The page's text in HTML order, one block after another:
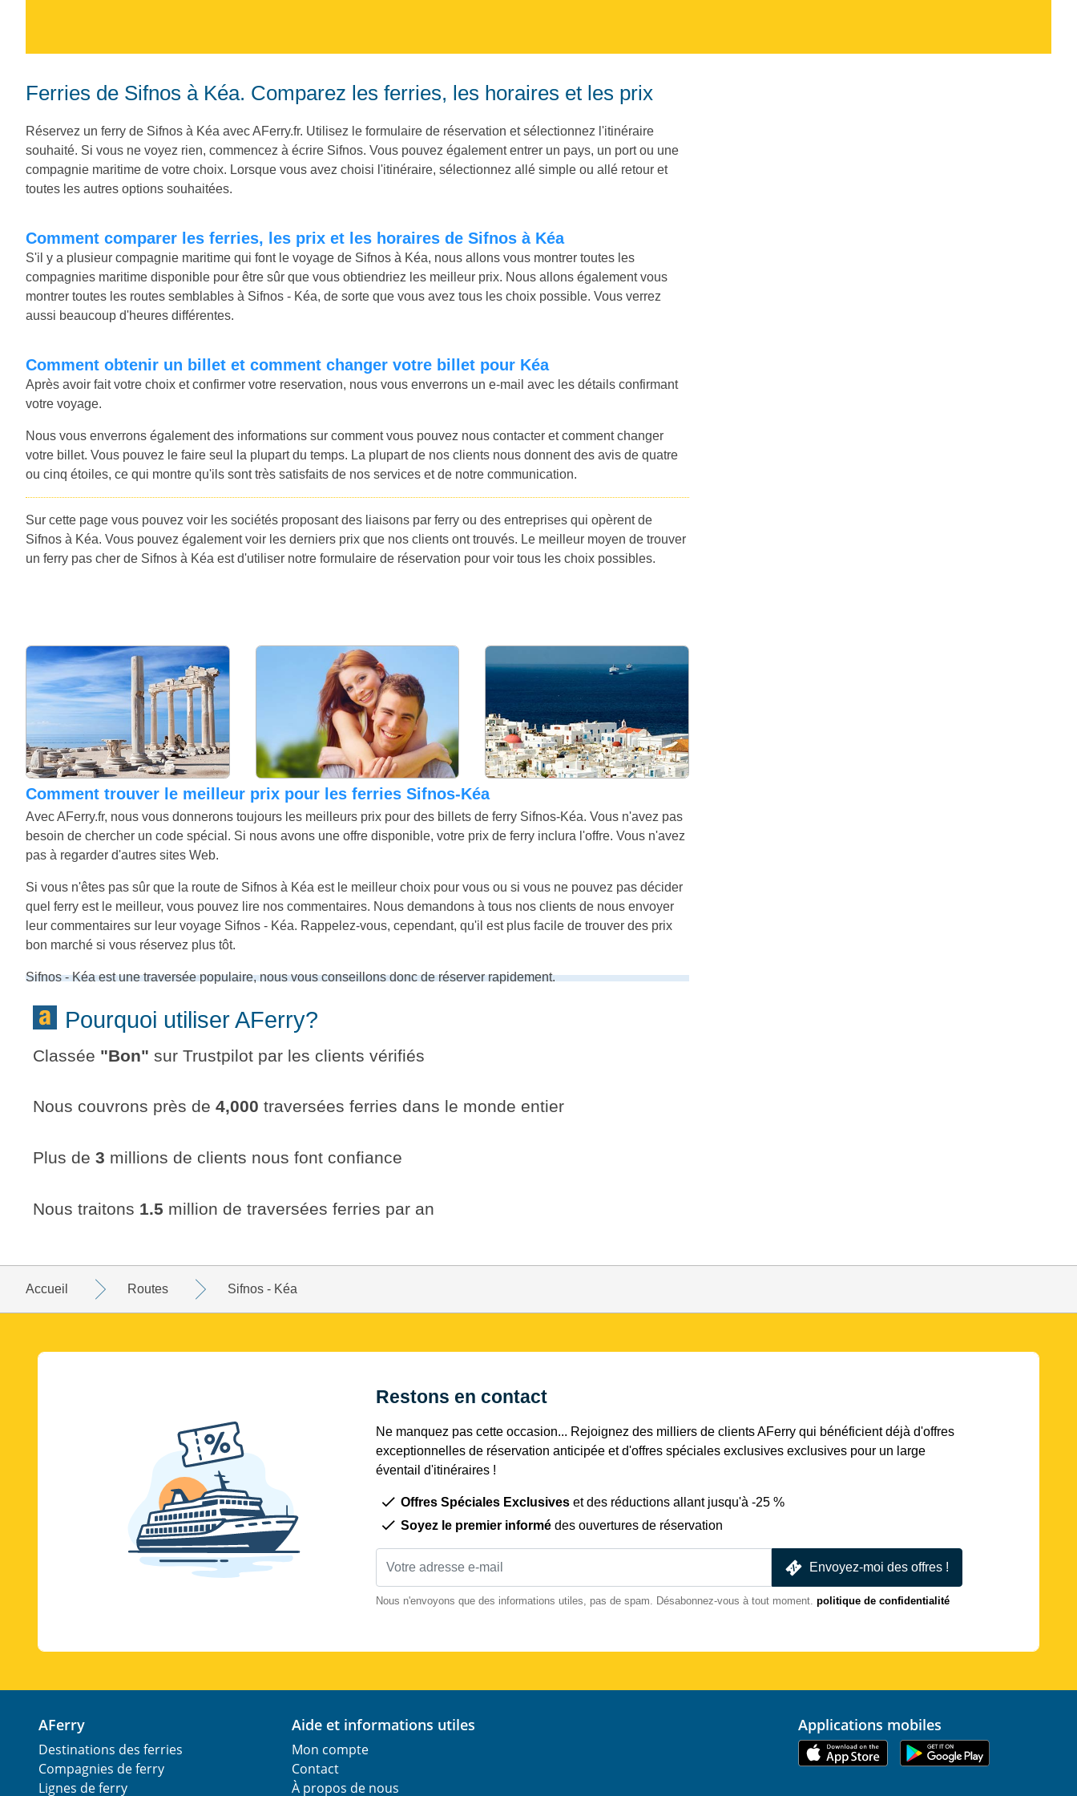
Ferries de Sifnos à Kéa. Comparez les ferries, les horaires et les prix
Réservez un ferry de Sifnos à Kéa avec AFerry.fr. Utilisez le formulaire de réservation et sélectionnez l'itinéraire
souhaité. Si vous ne voyez rien, commencez à écrire Sifnos. Vous pouvez également entrer un pays, un port ou une
compagnie maritime de votre choix. Lorsque vous avez choisi l'itinéraire, sélectionnez allé simple ou allé retour et
toutes les autres options souhaitées.
Comment comparer les ferries, les prix et les horaires de Sifnos à Kéa
S'il y a plusieur compagnie maritime qui font le voyage de Sifnos à Kéa, nous allons vous montrer toutes les
compagnies maritime disponible pour être sûr que vous obtiendriez les meilleur prix. Nous allons également vous
montrer toutes les routes semblables à Sifnos - Kéa, de sorte que vous avez tous les choix possible. Vous verrez
aussi beaucoup d'heures différentes.
Comment obtenir un billet et comment changer votre billet pour Kéa
Après avoir fait votre choix et confirmer votre reservation, nous vous enverrons un e-mail avec les détails confirmant
votre voyage.
Nous vous enverrons également des informations sur comment vous pouvez nous contacter et comment changer
votre billet. Vous pouvez le faire seul la plupart du temps. La plupart de nos clients nous donnent des avis de quatre
ou cinq étoiles, ce qui montre qu'ils sont très satisfaits de nos services et de notre communication.
Sur cette page vous pouvez voir les sociétés proposant des liaisons par ferry ou des entreprises qui opèrent de
Sifnos à Kéa. Vous pouvez également voir les derniers prix que nos clients ont trouvés. Le meilleur moyen de trouver
un ferry pas cher de Sifnos à Kéa est d'utiliser notre formulaire de réservation pour voir tous les choix possibles.
Comment trouver le meilleur prix pour les ferries Sifnos-Kéa
Avec AFerry.fr, nous vous donnerons toujours les meilleurs prix pour des billets de ferry Sifnos-Kéa. Vous n'avez pas
besoin de chercher un code spécial. Si nous avons une offre disponible, votre prix de ferry inclura l'offre. Vous n'avez
pas à regarder d'autres sites Web.
Si vous n'êtes pas sûr que la route de Sifnos à Kéa est le meilleur choix pour vous ou si vous ne pouvez pas décider
quel ferry est le meilleur, vous pouvez lire nos commentaires. Nous demandons à tous nos clients de nous envoyer
leur commentaires sur leur voyage Sifnos - Kéa. Rappelez-vous, cependant, qu'il est plus facile de trouver des prix
bon marché si vous réservez plus tôt.
Sifnos - Kéa est une traversée populaire, nous vous conseillons donc de réserver rapidement.
Pourquoi utiliser AFerry?
Classée "Bon" sur Trustpilot par les clients vérifiés
Nous couvrons près de 4,000 traversées ferries dans le monde entier
Plus de 3 millions de clients nous font confiance
Nous traitons 1.5 million de traversées ferries par an
Accueil Routes Sifnos - Kéa
Restons en contact
Ne manquez pas cette occasion... Rejoignez des milliers de clients AFerry qui bénéficient déjà d'offres
exceptionnelles de réservation anticipée et d'offres spéciales exclusives exclusives pour un large
éventail d'itinéraires !
Offres Spéciales Exclusives et des réductions allant jusqu'à -25 %
Soyez le premier informé des ouvertures de réservation
Envoyez-moi des offres !
Nous n'envoyons que des informations utiles, pas de spam. Désabonnez-vous à tout moment. politique de confidentialité
AFerry
Destinations des ferries
Compagnies de ferry
Lignes de ferry
Aide et informations utiles
Mon compte
Contact
À propos de nous
Applications mobiles